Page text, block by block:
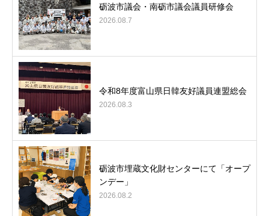
砺波市議会・南砺市議会議員研修会
2026.08.7
令和8年度富山県日韓友好議員連盟総会
2026.08.3
砺波市埋蔵文化財センターにて「オープ
ンデー」
2026.08.2